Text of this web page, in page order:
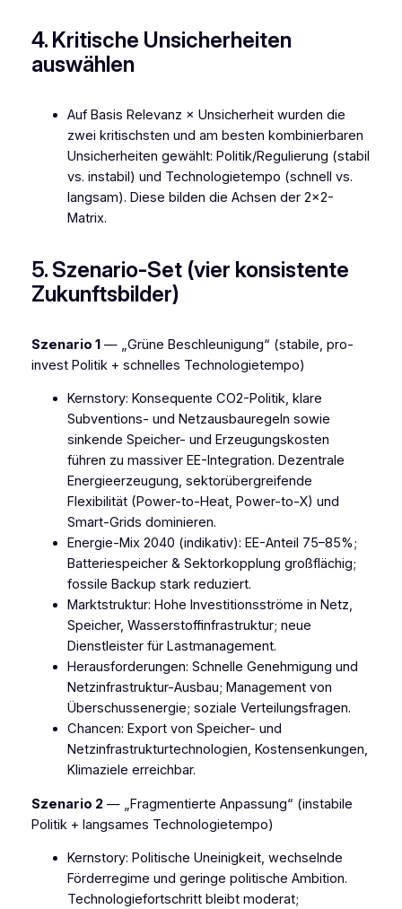
4. Kritische Unsicherheiten
auswählen
Auf Basis Relevanz × Unsicherheit wurden die
zwei kritischsten und am besten kombinierbaren
Unsicherheiten gewählt: Politik/Regulierung (stabil
vs. instabil) und Technologietempo (schnell vs.
langsam). Diese bilden die Achsen der 2×2-
Matrix.
5. Szenario-Set (vier konsistente
Zukunftsbilder)
Szenario 1— „Grüne Beschleunigung“ (stabile, pro-
invest Politik + schnelles Technologietempo)
Kernstory: Konsequente CO2-Politik, klare
Subventions- und Netzausbauregeln sowie
sinkende Speicher- und Erzeugungskosten
führen zu massiver EE-Integration. Dezentrale
Energieerzeugung, sektorübergreifende
Flexibilität (Power-to-Heat, Power-to-X) und
Smart-Grids dominieren.
Energie-Mix 2040 (indikativ): EE-Anteil 75–85%;
Batteriespeicher & Sektorkopplung großflächig;
fossile Backup stark reduziert.
Marktstruktur: Hohe Investitionsströme in Netz,
Speicher, Wasserstoffinfrastruktur; neue
Dienstleister für Lastmanagement.
Herausforderungen: Schnelle Genehmigung und
Netzinfrastruktur-Ausbau; Management von
Überschussenergie; soziale Verteilungsfragen.
Chancen: Export von Speicher- und
Netzinfrastrukturtechnologien, Kostensenkungen,
Klimaziele erreichbar.
Szenario 2— „Fragmentierte Anpassung“ (instabile
Politik + langsames Technologietempo)
Kernstory: Politische Uneinigkeit, wechselnde
Förderregime und geringe politische Ambition.
Technologiefortschritt bleibt moderat;